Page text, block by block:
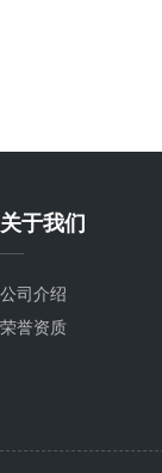
关于我们
公司介绍
荣誉资质